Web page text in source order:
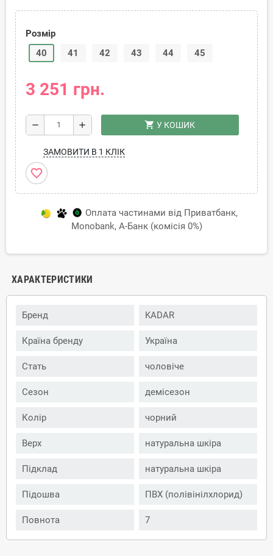
Розмір
40
41 42 43 44 45
3 251 грн.
remove add shopping_cart У КОШИК
ЗАМОВИТИ В 1 КЛІК
favorite_border
Оплата частинами від Приватбанк,
Monobank, А-Банк (комісія 0%)
ХАРАКТЕРИСТИКИ
Бренд KADAR
Країна бренду Україна
Стать чоловіче
Сезон демісезон
Колір чорний
Верх натуральна шкіра
Підклад натуральна шкіра
Підошва ПВХ (полівінілхлорид)
Повнота 7